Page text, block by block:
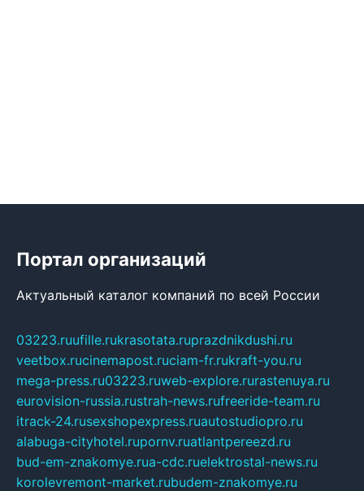
Портал организаций
Актуальный каталог компаний по всей России
03223.ruufille.rukrasotata.ruprazdnikdushi.ru
veetbox.rucinemapost.ruciam-fr.rukraft-you.ru
mega-press.ru03223.ruweb-explore.rurastenuya.ru
eurovision-russia.rustrah-news.rufreeride-team.ru
itrack-24.rusexshopexpress.ruautostudiopro.ru
alabuga-cityhotel.rupornv.ruatlantpereezd.ru
bud-em-znakomye.rua-cdc.ruelektrostal-news.ru
korolevremont-market.rubudem-znakomye.ru